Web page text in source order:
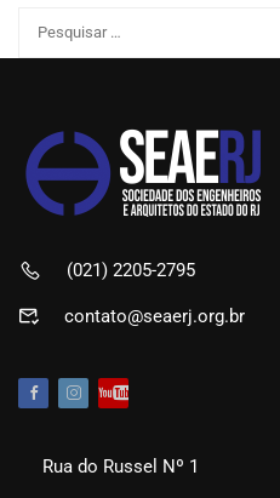
(021) 2205-2795
contato@seaerj.org.br
Rua do Russel Nº 1